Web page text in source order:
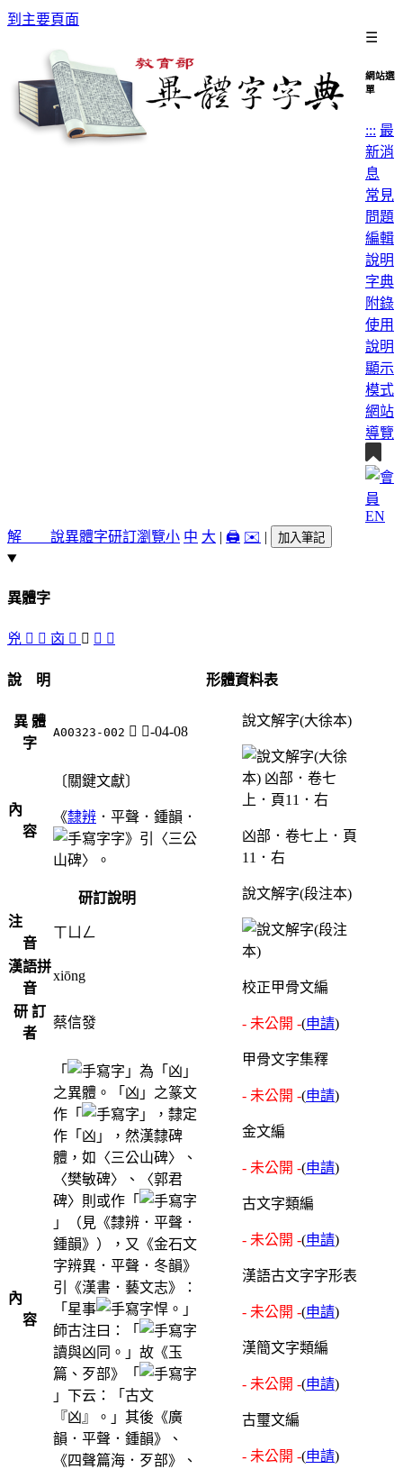
到主要頁面
☰
網站選
單
::: 最
新消
息
常見
問題
編輯
說明
字典
附錄
使用
說明
顯示
模式
網站
導覽
EN
解 說異體字研訂瀏覽小 中 大 | 🖨️ ✉️ | 加入筆記
異體字
兇 󰜘 󰜙 㐫 󰜛 𣧑 󰜜 󰜚
說 明
異 體
字
A00323-002 𣧑 歹-04-08
內
容
〔關鍵文獻〕
《隸辨 ．平聲．鍾韻．
字》引〈三公
山碑〉。
研訂說明
注
音
ㄒㄩㄥ
漢語拼
音
xiōng
研 訂
者
蔡信發
內
容
「
」為「凶」
之異體。「凶」之篆文
作「
」，隸定
作「凶」，然漢隸碑
體，如〈三公山碑〉、
〈樊敏碑〉、〈郭君
碑〉則或作「
」（見《隸辨．平聲．
鍾韻》），又《金石文
字辨異．平聲．冬韻》
引《漢書．藝文志》：
「星事
悍。」
師古注曰：「
讀與凶同。」故《玉
篇、歹部》「
」下云：「古文
『凶』。」其後《廣
韻．平聲．鍾韻》、
《四聲篇海．歹部》、
形體資料表
說文解字(大徐本)
凶部．卷七上．頁
11．右
說文解字(段注本)
校正甲骨文編
- 未公開 -(申請)
甲骨文字集釋
- 未公開 -(申請)
金文編
- 未公開 -(申請)
古文字類編
- 未公開 -(申請)
漢語古文字字形表
- 未公開 -(申請)
漢簡文字類編
- 未公開 -(申請)
古璽文編
- 未公開 -(申請)